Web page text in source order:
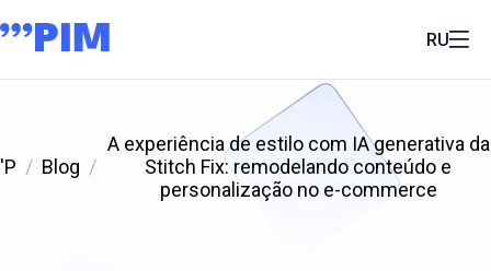
RU
'P Blog
A experiência de estilo com IA generativa da
Stitch Fix: remodelando conteúdo e
personalização no e-commerce